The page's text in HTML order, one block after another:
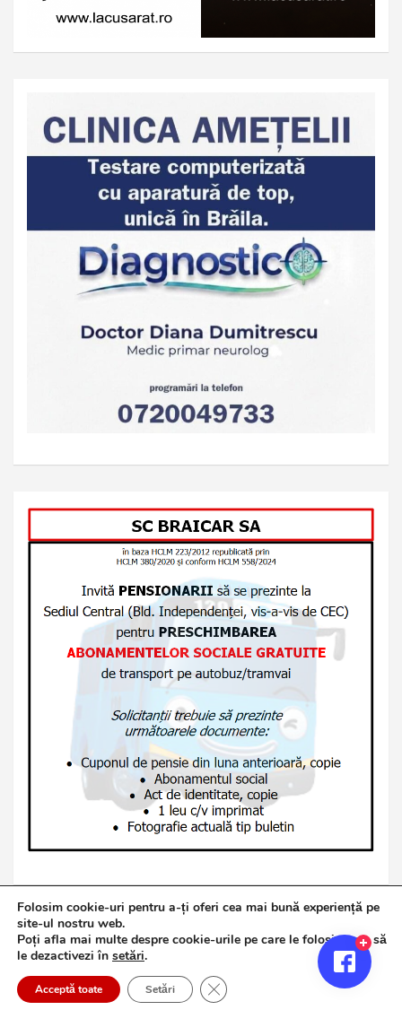
Copyright © 2026Jurnalul de Brăila
Politică de confidențialitate
Theme Horse
Proudly Powered by:WordPress
Folosim cookie-uri pentru a-ți oferi cea mai bună experiență pe
site-ul nostru web.
Poți afla mai multe despre cookie-urile pe care le folosim sau să
le dezactivezi în setări.
Acceptă toate Setări Close GDPR Cookie Banner